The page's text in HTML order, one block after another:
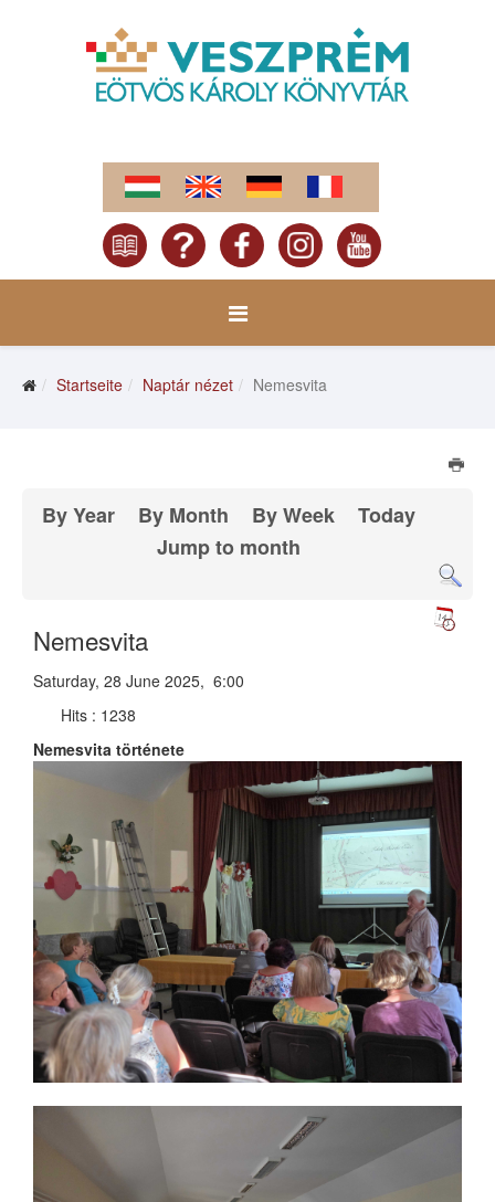
Startseite Naptár nézet Nemesvita
By Year By Month By Week
Today
Jump to month
Nemesvita
Saturday, 28 June 2025, 6:00
Hits : 1238
Nemesvita története